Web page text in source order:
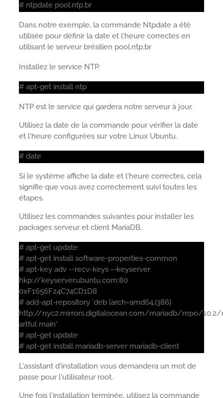
# ntpdate pool.ntp.br
Dans notre exemple, la commande Ntpdate a été
utilisée pour définir la date et l'heure correctes en
utilisant le serveur brésilien pool.ntp.br
Installez le service NTP.
# apt-get install ntp
NTP est le service qui gardera notre serveur à jour.
Utilisez la date de la commande pour vérifier la date
et l'heure configurées sur votre Linux Ubuntu.
# date
Si le système affiche la date et l'heure correctes, cela
signifie que vous avez correctement suivi toutes les
étapes.
Utilisez les commandes suivantes pour installer les
packages serveur et client MariaDB.
# apt-get update
# apt-get install software-properties-common
# apt-key adv --recv-keys --keyserver
hkp://keyserver.ubuntu.com:80
0xF1656F24C74CD1D8
# add-apt-repository 'deb [arch=amd64,i386]
http://nyc2.mirrors.digitalocean.com/mariadb/repo/
artful main'
# apt-get update
# apt-get install mariadb-server mariadb-client
L'assistant d'installation vous demandera un mot de
passe pour l'utilisateur root.
Une fois l'installation terminée, utilisez la commande